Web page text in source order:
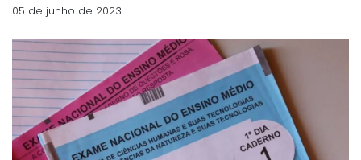
05 de junho de 2023